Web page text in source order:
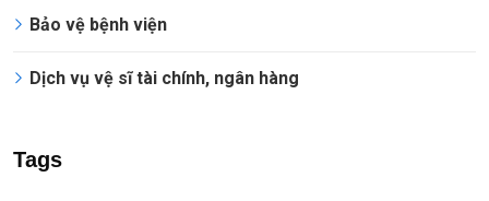
Vệ sĩ cá nhân
Dịch vụ giám sát an ninh